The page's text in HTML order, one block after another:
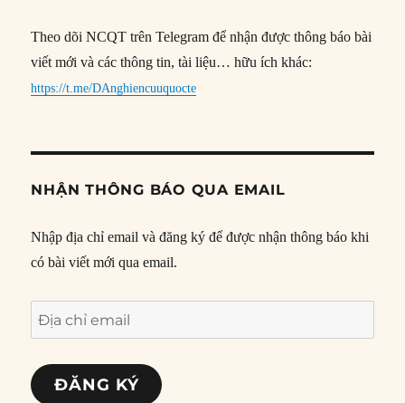
Theo dõi NCQT trên Telegram để nhận được thông báo bài
viết mới và các thông tin, tài liệu… hữu ích khác:
https://t.me/DAnghiencuuquocte
NHẬN THÔNG BÁO QUA EMAIL
Nhập địa chỉ email và đăng ký để được nhận thông báo khi
có bài viết mới qua email.
Địa
chỉ
email
ĐĂNG KÝ